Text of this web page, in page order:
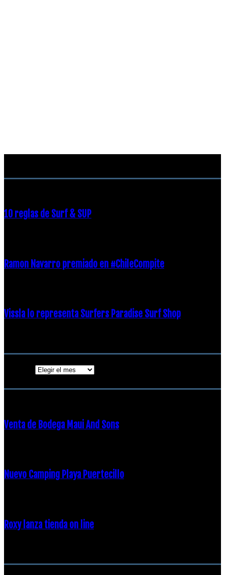
10 reglas de Surf & SUP
Ramon Navarro premiado en #ChileCompite
Vissla lo representa Surfers Paradise Surf Shop
Venta de Bodega Maui And Sons
Nuevo Camping Playa Puertecillo
Roxy lanza tienda on line